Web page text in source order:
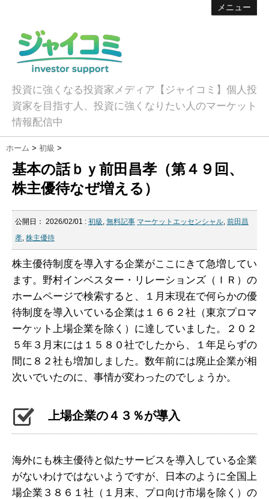
メニュー
投資に強くなる投資家メディア【ジャイコミ】個人投
資家を目指す人、投資に強くなりたい人のマーケット
情報配信中
ホーム > 初級 >
基本の話ｂｙ前田昌孝（第４９回、
株主優待なぜ増える）
公開日： 2026/02/01 : 初級, 無料記事 マーケットエッセンシャル, 前田昌
孝, 株主優待
株主優待制度を導入する企業がここにきて急増してい
ます。野村インベスター・リレーションズ（ＩＲ）の
ホームページで検索すると、１月末現在で何らかの優
待制度を導入いている企業は１６６２社（東京プロマ
ーケット上場企業を除く）に達していました。２０２
５年３月末には１５８０社でしたから、１年足らずの
間に８２社も増加しました。数年前には廃止企業が相
次いでいたのに、事情が変わったのでしょうか。
上場企業の４３％が導入
海外にも株主優待と似たサービスを導入している企業
がないわけではないようですが、日本のように全国上
場企業３８６１社（１月末、プロ向け市場を除く）の